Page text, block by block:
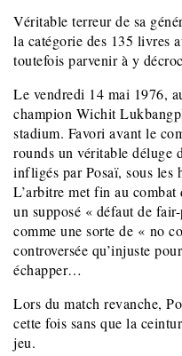
Véritable terreur de sa
la catégorie des 135 livres
toutefois parvenir à y
Le vendredi 14 mai 1976,
champion Wichit
stadium. Favori avant le
rounds un véritable déluge
infligés par Posaï, sous les
L’arbitre met fin au
un supposé « défaut de
comme une sorte de « no
controversée qu’injuste
échapper…
Lors du match revanche,
cette fois sans que la
jeu.